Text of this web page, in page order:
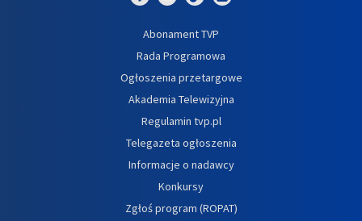
Abonament TVP
Rada Programowa
Ogłoszenia przetargowe
Akademia Telewizyjna
Regulamin tvp.pl
Telegazeta ogłoszenia
Informacje o nadawcy
Konkursy
Zgłoś program (ROPAT)